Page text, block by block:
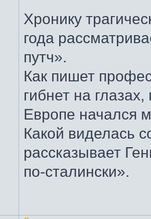
Хронику
года
путч».
Как пишет
гибнет на
Европе начался
Какой виделась
рассказывает
по-сталински».